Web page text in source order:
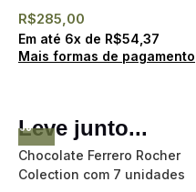
R$285,00
Em até 6x de R$54,37
Mais formas de pagamento
Leve junto...
Chocolate Ferrero Rocher
Colection com 7 unidades